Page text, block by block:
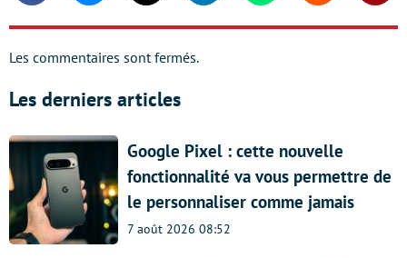
Les commentaires sont fermés.
Les derniers articles
Google Pixel : cette nouvelle
fonctionnalité va vous permettre de
le personnaliser comme jamais
7 août 2026 08:52